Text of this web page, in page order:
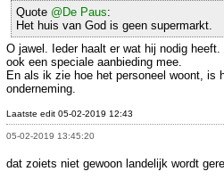
Quote @De Paus:
Het huis van God is geen supermarkt.
O jawel. Ieder haalt er wat hij nodig
ook een speciale aanbieding mee.
En als ik zie hoe het personeel woont, is
onderneming.
Laatste edit 05-02-2019 12:43
05-02-2019 13:45:20
dat zoiets niet gewoon landelijk wordt